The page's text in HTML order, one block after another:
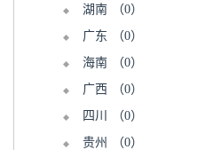
湖南
（0）
广东
（0）
海南
（0）
广西
（0）
四川
（0）
贵州
（0）